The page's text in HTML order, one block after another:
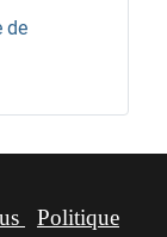
de
Politique